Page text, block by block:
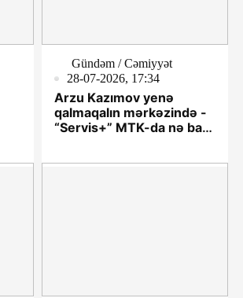
Gündəm / Cəmiyyət
28-07-2026, 17:34
Arzu Kazımov yenə
qalmaqalın mərkəzində -
“Servis+” MTK-da nə baş